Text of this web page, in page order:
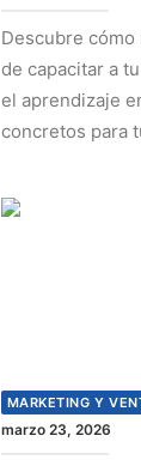
Descubre
de capacitar a
el aprendizaje
concretos para
MARKETING Y
marzo 23, 2026